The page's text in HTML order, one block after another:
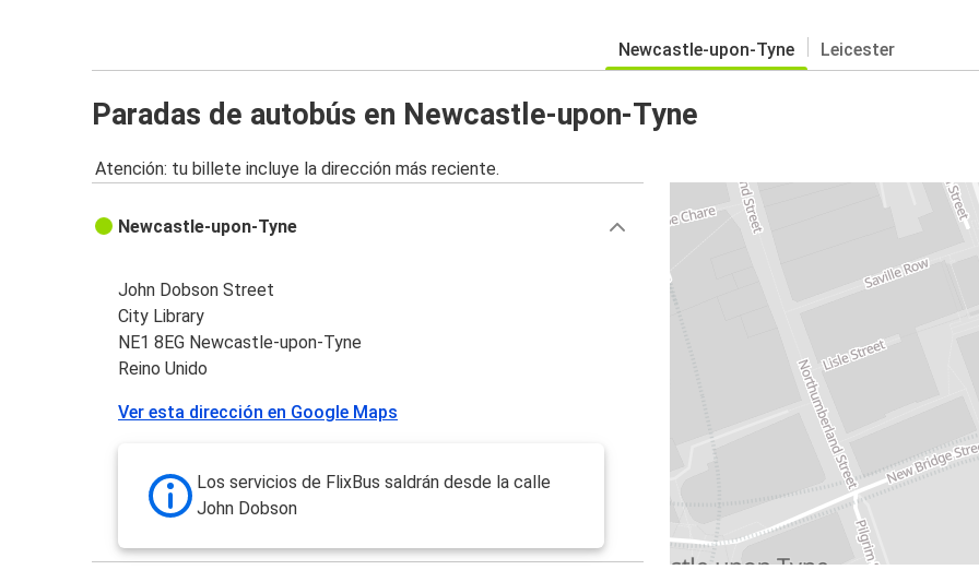
Newcastle-upon-Tyne Leicester
Paradas de autobús en Newcastle-upon-Tyne
Atención: tu billete incluye la dirección más reciente.
Newcastle-upon-Tyne
John Dobson Street
City Library
NE1 8EG Newcastle-upon-Tyne
Reino Unido
Ver esta dirección en Google Maps
Los servicios de FlixBus saldrán desde la calle
John Dobson